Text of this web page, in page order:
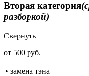
Вторая категория
разборкой)
Свернуть
от 500 руб.
• замена тэна